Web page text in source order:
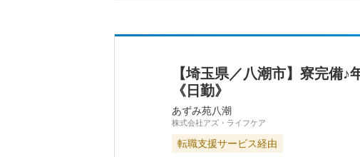
【埼玉県／八潮市】寮完備
《日勤》
あずみ苑八潮
株式会社アズ・ライフケア
転職支援サービス経由